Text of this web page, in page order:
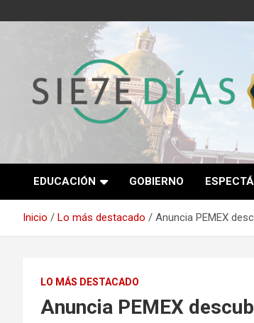
al
Semanario 7 Días
EDUCACIÓN GOBIERNO
Inicio Lo más destacado Anuncia PEMEX
LO MÁS DESTACADO
Anuncia PEMEX